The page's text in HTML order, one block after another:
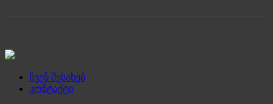
ჩვენ შესახებ
კონტაქტი